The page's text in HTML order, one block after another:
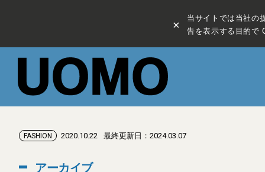
×
当サイトでは当社の
告を表示する目的で
FASHION 2020.10.22 最終更新日：2024.03.07
アーカイブ